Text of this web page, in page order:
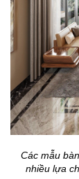
Các mẫu
nhiều lựa